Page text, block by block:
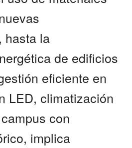
hasta la
de edificios
eficiente en
LED, climatización
con
implica